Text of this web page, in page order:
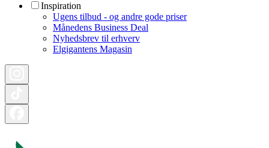
Inspiration
Ugens tilbud - og andre gode priser
Månedens Business Deal
Nyhedsbrev til erhverv
Elgigantens Magasin